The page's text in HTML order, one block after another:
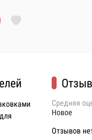
Средняя
Новое
Отзывов